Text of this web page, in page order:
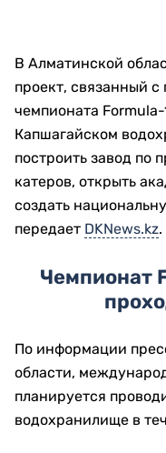
В Алматинской
проект, связанный
чемпионата
Капшагайском
построить завод по
катеров, открыть
создать
передает DKNews.kz.
Чемпионат
По информации
области,
планируется
водохранилище в